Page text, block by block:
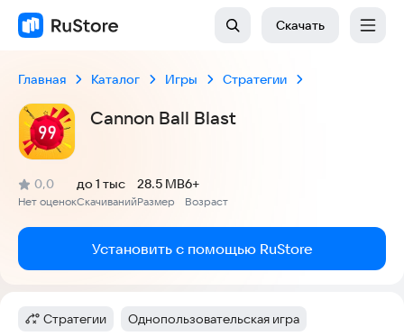
Скачать
Главная Каталог Игры Стратегии
Cannon Ball Blast
Рейтинг:
0,0
(
Нет оценок
)
Скачиваний
до 1 тыс
Размер
28.5 MB
Возраст
6+
Установить с помощью RuStore
Категория:
Стратегии Тег:
Однопользовательская игра